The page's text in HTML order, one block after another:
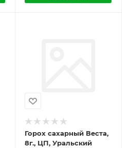
Горох сахарный Веста,
8г., ЦП, Уральский